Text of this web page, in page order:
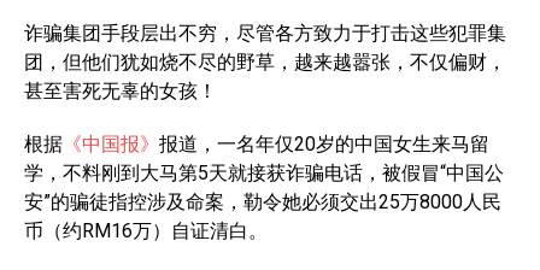
诈骗集团手段层出不穷，尽管各方致力于打击这些犯罪集
团，但他们犹如烧不尽的野草，越来越嚣张，不仅偏财，
甚至害死无辜的女孩！
根据 《中国报》 报道，一名年仅20岁的中国女生来马留
学，不料刚到大马第5天就接获诈骗电话，被假冒“中国公
安”的骗徒指控涉及命案，勒令她必须交出25万8000人民
币（约RM16万）自证清白。